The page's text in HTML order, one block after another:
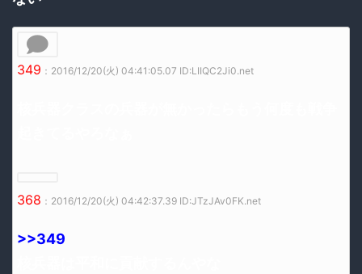
349 ：2016/12/20(火) 04:41:05.07 ID:LIIQC2Ji0.net
368 ：2016/12/20(火) 04:42:37.39 ID:JTzJAv0FK.net
>>349